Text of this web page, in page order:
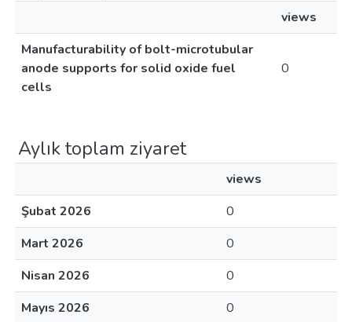
views
Manufacturability of bolt-microtubular
anode supports for solid oxide fuel
cells
0
Aylık toplam ziyaret
views
Şubat 2026
0
Mart 2026
0
Nisan 2026
0
Mayıs 2026
0